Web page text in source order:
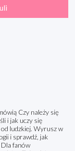
Czy należy się
i jak uczy się
ludzkiej. Wyrusz w
i sprawdź, jak
Dla fanów